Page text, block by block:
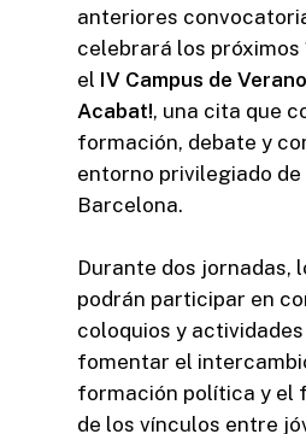
anteriores
celebrará los próximos
el IV Campus de
Acabat!, una cita que
formación, debate y
entorno privilegiado
Barcelona.
Durante dos jornadas,
podrán participar en
coloquios y
fomentar el
formación política y el
de los vínculos entre